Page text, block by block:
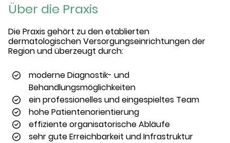
Über die Praxis
Die Praxis gehört zu den etablierten
dermatologischen Versorgungseinrichtungen der
Region und überzeugt durch:
moderne Diagnostik- und
Behandlungsmöglichkeiten
ein professionelles und eingespieltes Team
hohe Patientenorientierung
effiziente organisatorische Abläufe
sehr gute Erreichbarkeit und Infrastruktur